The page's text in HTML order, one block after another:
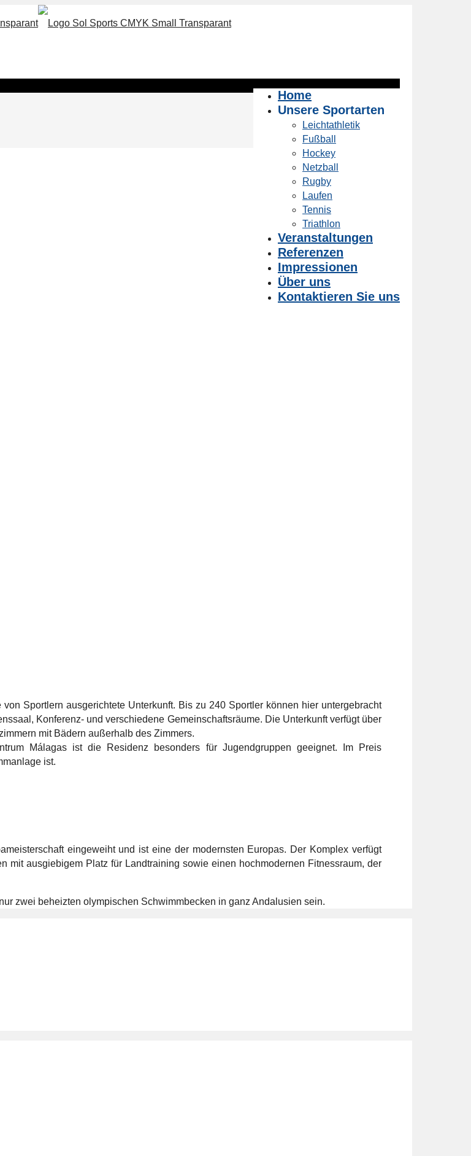
Home
Unsere Sportarten
Leichtathletik
Fußball
Hockey
Netzball
Rugby
Laufen
Tennis
Triathlon
Veranstaltungen
Referenzen
Impressionen
Über uns
Kontaktieren Sie uns
Sportlern ausgerichtete Unterkunft. Bis zu 240 Sportler können hier untergebracht
Konferenz- und verschiedene Gemeinschaftsräume. Die Unterkunft verfügt über
mit Bädern außerhalb des Zimmers.
Málagas ist die Residenz besonders für Jugendgruppen geeignet. Im Preis
ist.
eingeweiht und ist eine der modernsten Europas. Der Komplex verfügt
mit ausgiebigem Platz für Landtraining sowie einen hochmodernen Fitnessraum, der
zwei beheizten olympischen Schwimmbecken in ganz Andalusien sein.